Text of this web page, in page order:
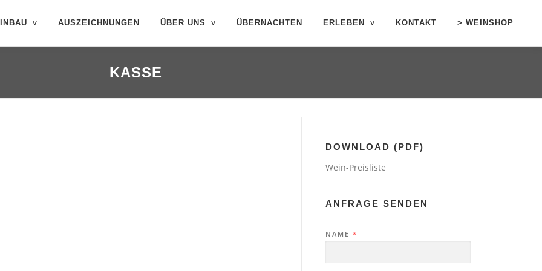
AUSZEICHNUNGEN ÜBER UNS ÜBERNACHTEN ERLEBEN KONTAKT > WEINSHOP
KASSE
DOWNLOAD (PDF)
Wein-Preisliste
ANFRAGE SENDEN
NAME *